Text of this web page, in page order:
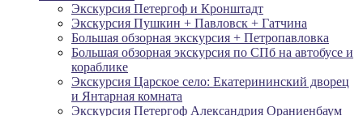
Экскурсия Петергоф и Кронштадт
Экскурсия Пушкин + Павловск + Гатчина
Большая обзорная экскурсия + Петропавловка
Большая обзорная экскурсия по СПб на автобусе и
кораблике
Экскурсия Царское село: Екатерининский дворец
и Янтарная комната
Экскурсия Петергоф Александрия Ораниенбаум